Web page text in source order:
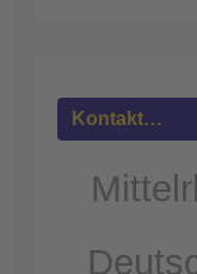
Kontakt…